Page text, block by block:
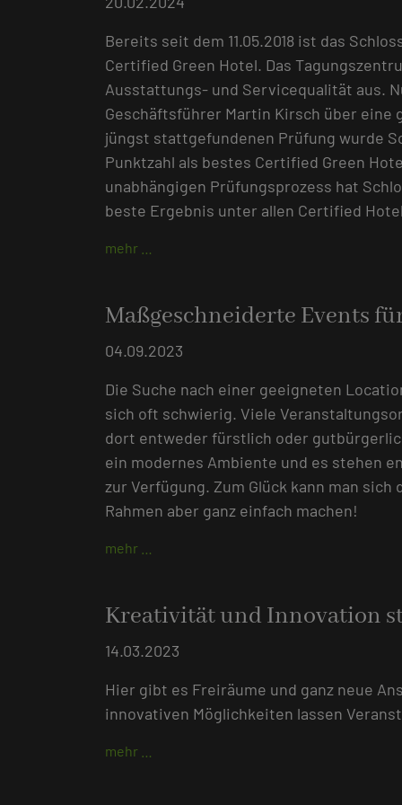
Bereits seit dem 11.05.2018 ist das
Certified Green Hotel. Das
Ausstattungs- und Servicequalität aus.
Geschäftsführer Martin Kirsch über eine
jüngst stattgefundenen Prüfung wurde
Punktzahl als bestes Certified Green
unabhängigen Prüfungsprozess hat
beste Ergebnis unter allen Certified
mehr …
Maßgeschneiderte Events
04.09.2023
Die Suche nach einer geeigneten
sich oft schwierig. Viele
dort entweder fürstlich oder
ein modernes Ambiente und es stehen
zur Verfügung. Zum Glück kann man
Rahmen aber ganz einfach machen!
mehr …
Kreativität und Innovation
14.03.2023
Hier gibt es Freiräume und ganz neue
innovativen Möglichkeiten lassen
mehr …